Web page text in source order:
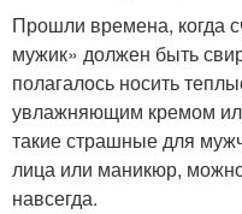
Прошли времена, когда
мужик» должен быть
полагалось носить
увлажняющим кремом
такие страшные для
лица или маникюр,
навсегда.